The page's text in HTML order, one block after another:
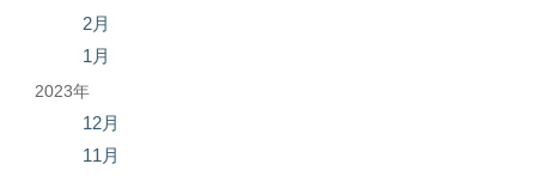
2月
1月
2023年
12月
11月